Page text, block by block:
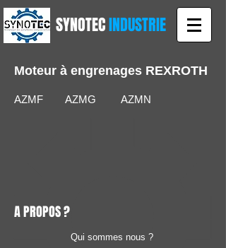
SYNOTECINDUSTRIE
Moteur à engrenages REXROTH
AZMF AZMG AZMN
A PROPOS ?
Qui sommes nous ?